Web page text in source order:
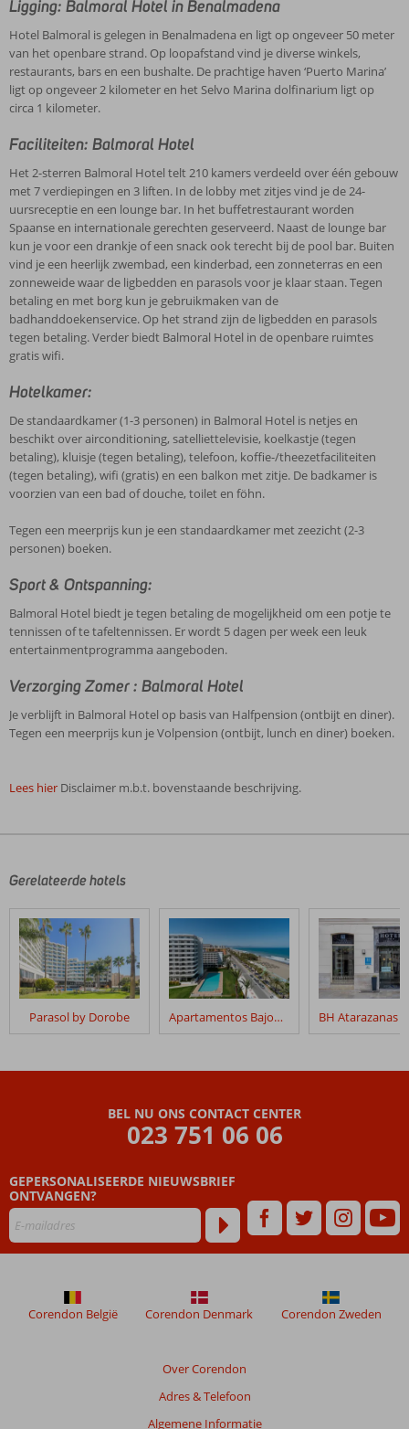
Ligging: Balmoral Hotel in Benalmadena
Hotel Balmoral is gelegen in Benalmadena en ligt op ongeveer 50 meter
van het openbare strand. Op loopafstand vind je diverse winkels,
restaurants, bars en een bushalte. De prachtige haven ‘Puerto Marina’
ligt op ongeveer 2 kilometer en het Selvo Marina dolfinarium ligt op
circa 1 kilometer.
Faciliteiten: Balmoral Hotel
Het 2-sterren Balmoral Hotel telt 210 kamers verdeeld over één gebouw
met 7 verdiepingen en 3 liften. In de lobby met zitjes vind je de 24-
uursreceptie en een lounge bar. In het buffetrestaurant worden
Spaanse en internationale gerechten geserveerd. Naast de lounge bar
kun je voor een drankje of een snack ook terecht bij de pool bar. Buiten
vind je een heerlijk zwembad, een kinderbad, een zonneterras en een
zonneweide waar de ligbedden en parasols voor je klaar staan. Tegen
betaling en met borg kun je gebruikmaken van de
badhanddoekenservice. Op het strand zijn de ligbedden en parasols
tegen betaling. Verder biedt Balmoral Hotel in de openbare ruimtes
gratis wifi.
Hotelkamer:
De standaardkamer (1-3 personen) in Balmoral Hotel is netjes en
beschikt over airconditioning, satelliettelevisie, koelkastje (tegen
betaling), kluisje (tegen betaling), telefoon, koffie-/theezetfaciliteiten
(tegen betaling), wifi (gratis) en een balkon met zitje. De badkamer is
voorzien van een bad of douche, toilet en föhn.
Tegen een meerprijs kun je een standaardkamer met zeezicht (2-3
personen) boeken.
Sport & Ontspanning:
Balmoral Hotel biedt je tegen betaling de mogelijkheid om een potje te
tennissen of te tafeltennissen. Er wordt 5 dagen per week een leuk
entertainmentprogramma aangeboden.
Verzorging Zomer : Balmoral Hotel
Je verblijft in Balmoral Hotel op basis van Halfpension (ontbijt en diner).
Tegen een meerprijs kun je Volpension (ontbijt, lunch en diner) boeken.
Lees hier Disclaimer m.b.t. bovenstaande beschrijving.
door
klanten
geschreven
na
hun
verblijf
Balmoral
48
maanden
meer
om
de
Gerelateerde hotels
Parasol by Dorobe Apartamentos Bajondillo
BEL NU ONS CONTACT CENTER
023 751 06 06
GEPERSONALISEERDE NIEUWSBRIEF
ONTVANGEN?
Over Corendon
Adres & Telefoon
Algemene Informatie
Corendon België Corendon Denmark Corendon Zweden